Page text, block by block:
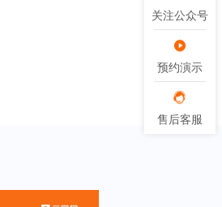
关注公众号
预约演示
售后客服
关注公众号
预约演示
售后客服